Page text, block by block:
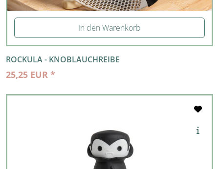
In den Warenkorb
ROCKULA - KNOBLAUCHREIBE
25,25 EUR *